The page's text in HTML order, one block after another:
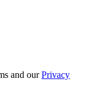
and ourPrivacy